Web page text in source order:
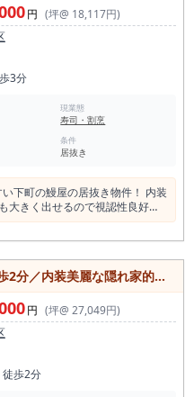
円 (坪@ 18,117円)
3分
現業態
寿司・割烹
条件
居抜き
下町の鰻屋の居抜き物件！ 内装
大きく出せるので視認性良好◎
い！
麗な隠れ家的なバー／居抜き物件／6.1坪
円 (坪@ 27,049円)
徒歩2分